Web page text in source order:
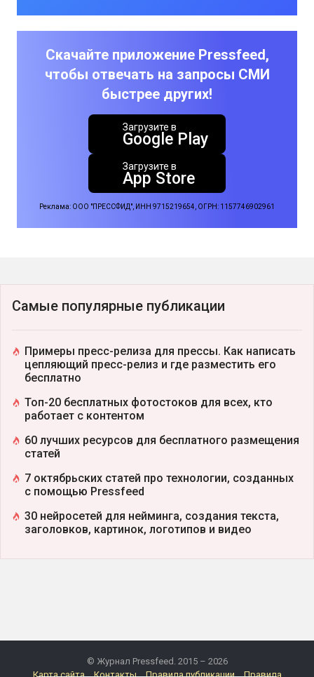
Скачайте приложение Pressfeed,
чтобы отвечать на запросы СМИ
быстрее других!
Загрузите в
Google Play
Загрузите в
App Store
Реклама: ООО "ПРЕССФИД", ИНН 9715219654, ОГРН: 1157746902961
Самые популярные публикации
Примеры пресс-релиза для прессы. Как написать
цепляющий пресс-релиз и где разместить его
бесплатно
Топ-20 бесплатных фотостоков для всех, кто
работает с контентом
60 лучших ресурсов для бесплатного размещения
статей
7 октябрьских статей про технологии, созданных
с помощью Pressfeed
30 нейросетей для нейминга, создания текста,
заголовков, картинок, логотипов и видео
© Журнал Pressfeed. 2015 – 2026
Карта сайта
Контакты Правила публикации Правила